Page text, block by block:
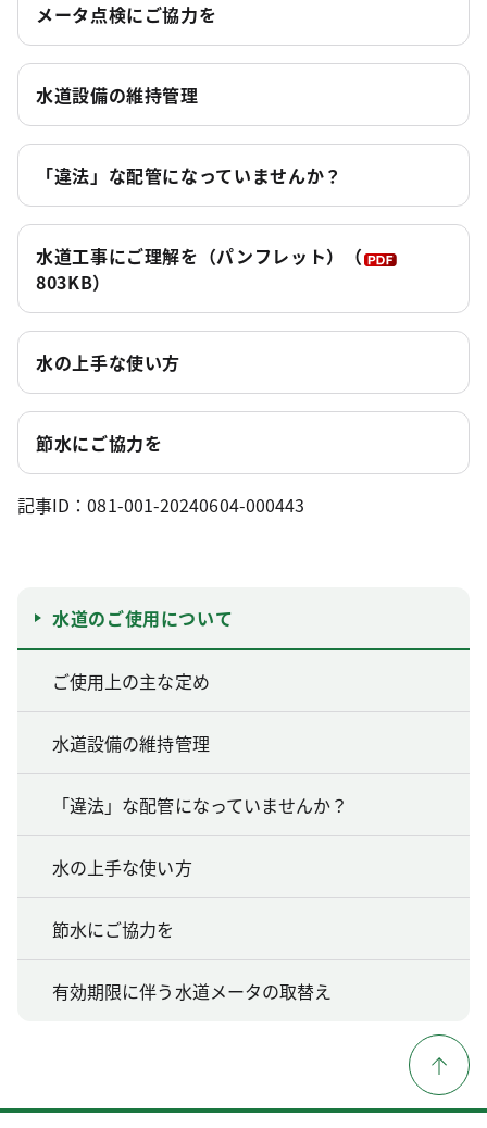
メータ点検にご協力を
水道設備の維持管理
「違法」な配管になっていませんか？
水道工事にご理解を（パンフレット）
（
803KB）
水の上手な使い方
節水にご協力を
記事ID：081-001-20240604-000443
水道のご使用について
ご使用上の主な定め
水道設備の維持管理
「違法」な配管になっていませんか？
水の上手な使い方
節水にご協力を
有効期限に伴う水道メータの取替え